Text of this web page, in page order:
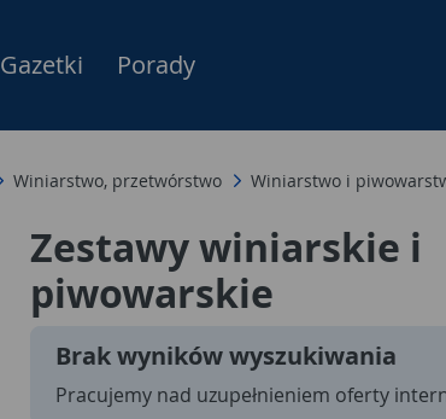
Menu
Gazetki Porady
Winiarstwo, przetwórstwo Winiarstwo i
Zestawy winiarskie i
piwowarskie
Brak wyników wyszukiwania
Pracujemy nad uzupełnieniem oferty